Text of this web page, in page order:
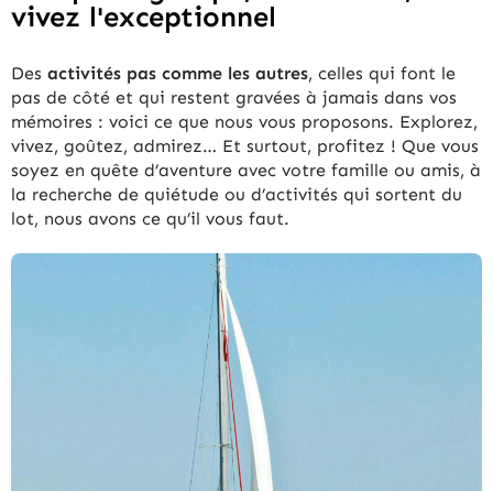
vivez l'exceptionnel
Des activités pas comme les autres, celles qui font le
pas de côté et qui restent gravées à jamais dans vos
mémoires : voici ce que nous vous proposons. Explorez,
vivez, goûtez, admirez… Et surtout, profitez ! Que vous
soyez en quête d’aventure avec votre famille ou amis, à
la recherche de quiétude ou d’activités qui sortent du
lot, nous avons ce qu’il vous faut.